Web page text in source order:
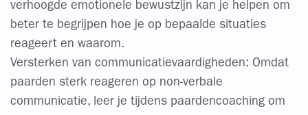
verhoogde emotionele bewustzijn kan je helpen om
beter te begrijpen hoe je op bepaalde situaties
reageert en waarom.
Versterken van communicatievaardigheden: Omdat
paarden sterk reageren op non-verbale
communicatie, leer je tijdens paardencoaching om